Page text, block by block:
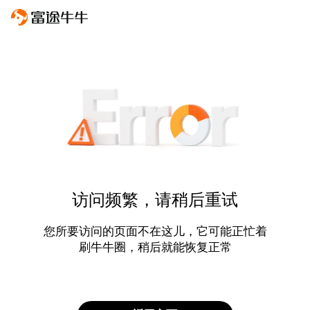
访问频繁，请稍后重试
您所要访问的页面不在这儿，它可能正忙着
刷牛牛圈，稍后就能恢复正常